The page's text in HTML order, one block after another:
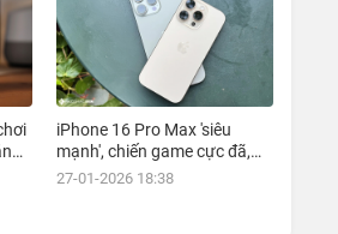
iPhone 16 Pro Max 'siêu
mạnh', chiến game cực đã,
giá siêu hợp lý, mua ngay!
27-01-2026 18:38